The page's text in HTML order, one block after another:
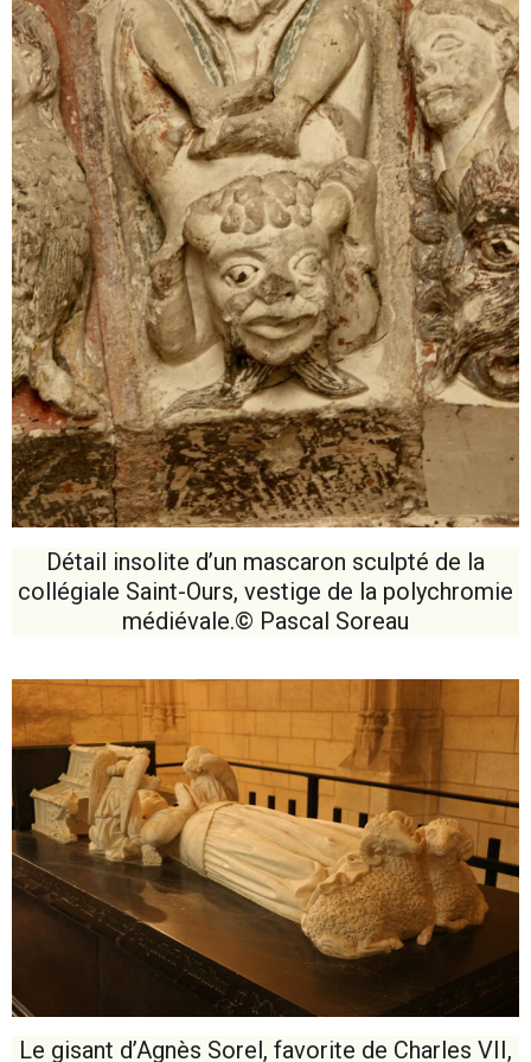
Détail insolite d’un mascaron sculpté de la
collégiale Saint-Ours, vestige de la polychromie
médiévale.© Pascal Soreau
Le gisant d’Agnès Sorel, favorite de Charles VII,